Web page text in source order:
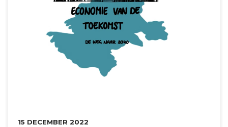
DATUM:
15 DECEMBER 2022